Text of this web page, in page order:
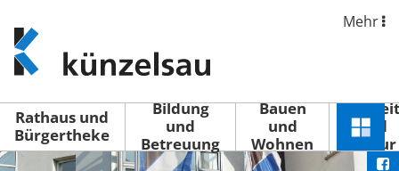
www.kuenzelsau.de
(zur
Startseite)
Mehr
Rathaus und
Bürgertheke
Bildung
und
Betreuung
Bauen
und
Wohnen
Freizeit
und
Kultur
Menü